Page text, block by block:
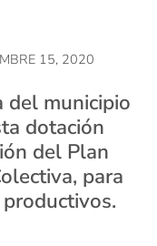
15, 2020
del municipio
dotación
del Plan
para